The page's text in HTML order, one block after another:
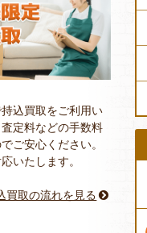
込買取をご利用い
定料などの手数料
ご安心ください。
いたします。
買取の流れを見る